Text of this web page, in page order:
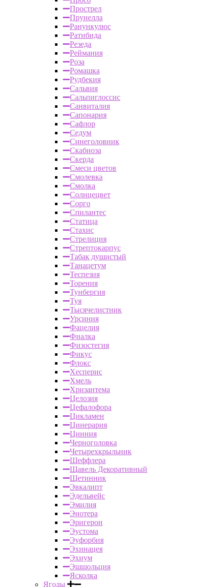
Прострел
Прунелла
Ранункулюс
Ратибида
Резеда
Реймания
Роза
Ромашка
Рудбекия
Сальвия
Сальпиглоссис
Санвиталия
Сапонария
Сафлор
Седум
Синеголовник
Скабиоза
Скерда
Смеси цветов
Смолевка
Смолка
Солнцецвет
Сорго
Спилантес
Статица
Стахис
Стрелиция
Стрептокарпус
Табак душистый
Танацетум
Теспезия
Торения
Тунбергия
Туя
Тысячелистник
Урсиния
Фацелия
Фиалка
Физостегия
Фикус
Флокс
Хесперис
Хмель
Хризантема
Целозия
Цефалофора
Цикламен
Цинерария
Цинния
Черноголовка
Четырехкрыльник
Шеффлера
Щавель Декоративный
Щетинник
Эвкалипт
Эдельвейс
Эмилия
Энотера
Эригерон
Эустома
Эуфорбия
Эхинацея
Эхиум
Эшшольция
Ясколка
Ягоды